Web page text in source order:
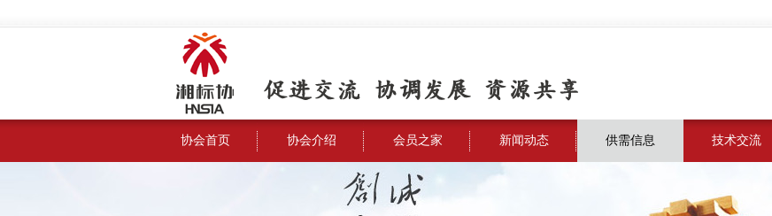
协会首页 协会介绍 会员之家 新闻动态 供需信息 技术交流